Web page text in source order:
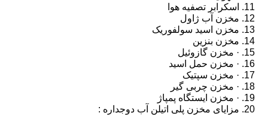
اسکرابر تصفیه هوا
مخزن آب ژاول
مخزن اسید سولفوریک
مخزن بنزین
· مخزن گازوئیل
· مخزن حمل اسید
· مخزن سپتیک
· مخزن چربی گیر
· مخزن ایستگاه پمپاژ
مزایای مخزن پلی اتیلن آب دوجداره :